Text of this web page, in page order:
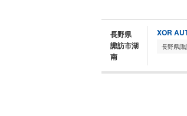
長野県
諏訪市湖
南
XOR